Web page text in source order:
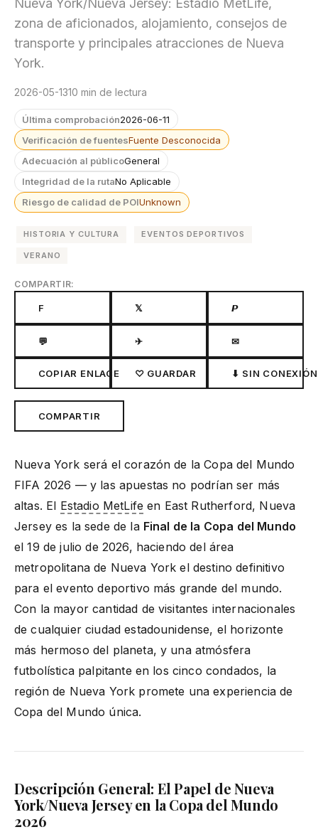
Nueva York/Nueva Jersey: Estadio MetLife,
zona de aficionados, alojamiento, consejos de
transporte y principales atracciones de Nueva
York.
2026-05-1310 min de lectura
Última comprobación2026-06-11
Verificación de fuentesFuente Desconocida
Adecuación al públicoGeneral
Integridad de la rutaNo Aplicable
Riesgo de calidad de POIUnknown
HISTORIA Y CULTURA EVENTOS DEPORTIVOS
VERANO
COMPARTIR:
F 𝕏 𝙋
💬 ✈ ✉
COPIAR ENLACE ♡ GUARDAR ⬇ SIN CONEXIÓN
COMPARTIR
Nueva York será el corazón de la Copa del Mundo
FIFA 2026 — y las apuestas no podrían ser más
altas. El Estadio MetLife en East Rutherford, Nueva
Jersey es la sede de la Final de la Copa del Mundo
el 19 de julio de 2026, haciendo del área
metropolitana de Nueva York el destino definitivo
para el evento deportivo más grande del mundo.
Con la mayor cantidad de visitantes internacionales
de cualquier ciudad estadounidense, el horizonte
más hermoso del planeta, y una atmósfera
futbolística palpitante en los cinco condados, la
región de Nueva York promete una experiencia de
Copa del Mundo única.
Descripción General: El Papel de Nueva
York/Nueva Jersey en la Copa del Mundo
2026